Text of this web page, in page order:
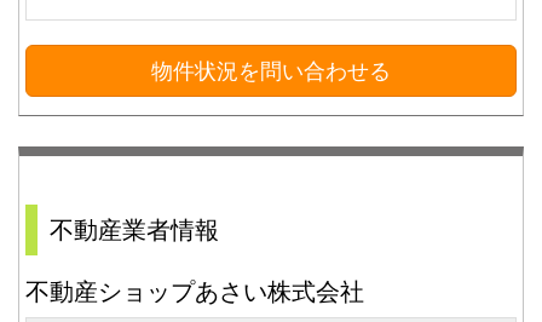
物件状況を問い合わせる
不動産業者情報
不動産ショップあさい株式会社